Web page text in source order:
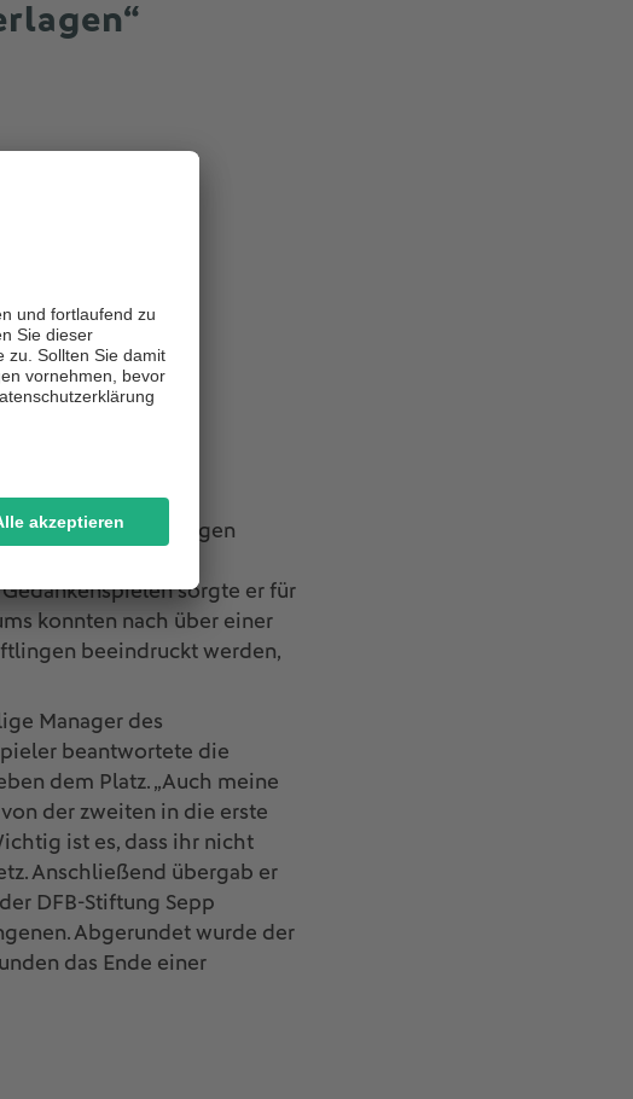
wieder stattfinden.
dem gegenseitigen
ersten großen
sorgte er für
konnten nach über einer
beeindruckt werden,
Manager des
beantwortete die
dem Platz. „Auch meine
der zweiten in die erste
ist es, dass ihr nicht
Anschließend übergab er
DFB-Stiftung Sepp
Abgerundet wurde der
das Ende einer